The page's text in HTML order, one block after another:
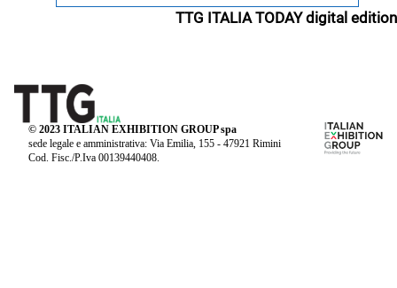
TTG ITALIA TODAY digital edition
© 2023 ITALIAN EXHIBITION GROUP spa
sede legale e amministrativa: Via Emilia, 155 - 47921 Rimini
Cod. Fisc./P.Iva 00139440408.